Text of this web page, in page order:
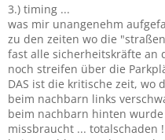
3.) timing ...
was mir unangenehm
zu den zeiten wo die
fast alle sicherheitskräfte an
noch streifen über die
DAS ist die kritische zeit, wo
beim nachbarn links
beim nachbarn hinten
missbraucht ... totalschaden !